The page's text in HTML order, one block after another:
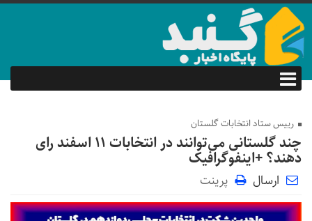
رییس ستاد انتخابات گلستان
چند گلستانی می‌توانند در انتخابات ۱۱ اسفند رای
دهند؟ +اینفوگرافیک
ارسال پرینت